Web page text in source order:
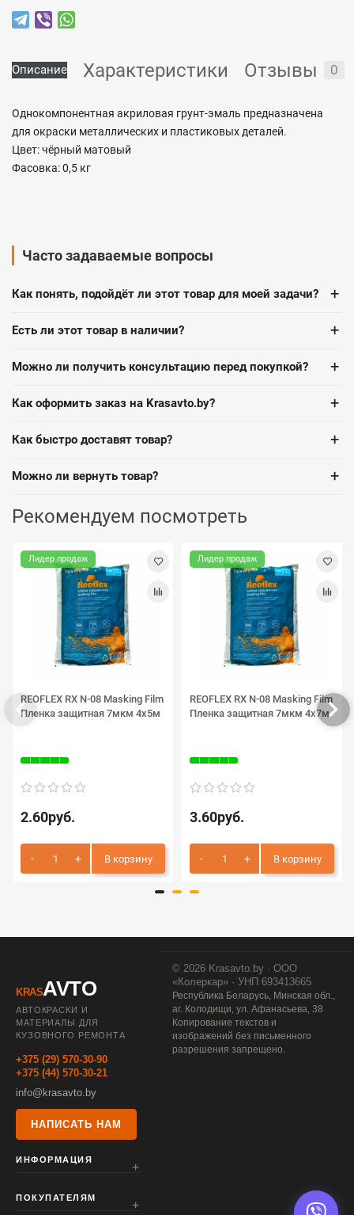
Описание Характеристики Отзывы 0
Однокомпонентная акриловая грунт-эмаль предназначена
для окраски металлических и пластиковых деталей.
Цвет: чёрный матовый
Фасовка: 0,5 кг
Часто задаваемые вопросы
Как понять, подойдёт ли этот товар для моей задачи? +
Есть ли этот товар в наличии? +
Можно ли получить консультацию перед покупкой? +
Как оформить заказ на Krasavto.by? +
Как быстро доставят товар? +
Можно ли вернуть товар? +
Рекомендуем посмотреть
Лидер продаж
REOFLEX RX N-08 Masking Film
Пленка защитная 7мкм 4х5м
2.60руб.
В корзину
Лидер продаж
REOFLEX RX N-08 Masking Film
Пленка защитная 7мкм 4х7м
3.60руб.
В корзину
KRASAVTO
АВТОКРАСКИ И
МАТЕРИАЛЫ ДЛЯ
КУЗОВНОГО РЕМОНТА
+375 (29) 570-30-90
+375 (44) 570-30-21
info@krasavto.by
НАПИСАТЬ НАМ
ИНФОРМАЦИЯ
ПОКУПАТЕЛЯМ
© 2026 Krasavto.by · ООО
«Колеркар» · УНП 693413665
Республика Беларусь, Минская обл.,
аг. Колодищи, ул. Афанасьева, 38
Копирование текстов и
изображений без письменного
разрешения запрещено.